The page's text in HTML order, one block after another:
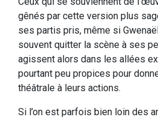
gênés par cette version plus
ses partis pris, même si
souvent quitter la scène à ses
agissent alors dans les allées
pourtant peu propices pour
théâtrale à leurs actions.
Si l’on est parfois bien loin des